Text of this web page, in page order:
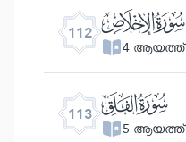
112 ﰝ
4 ആയത്ത്
113 ﰞ
5 ആയത്ത്